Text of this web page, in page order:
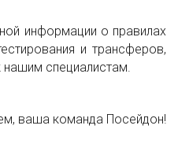
информации о правилах
и трансферов,
специалистам.
ваша команда Посейдон!